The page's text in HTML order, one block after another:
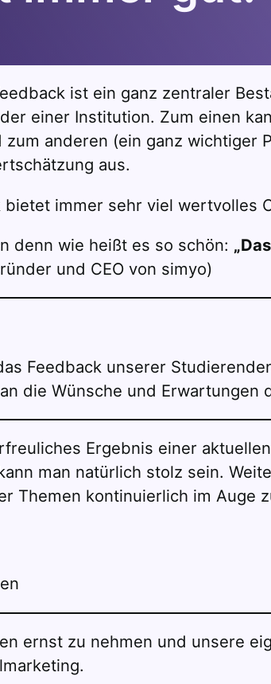
ist ein ganz zentraler
einer Institution. Zum einen
anderen (ein ganz wichtiger
aus.
immer sehr viel wertvolles
denn wie heißt es so schön:
und CEO von simyo)
Feedback unserer
die Wünsche und Erwartungen
Ergebnis einer
man natürlich stolz sein.
Themen kontinuierlich im Auge
ernst zu nehmen und unsere